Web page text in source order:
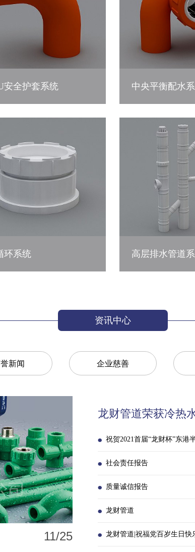
安全护套系统 中央平衡配水
环系统 高层排水管道
资讯中心
新闻 企业慈善
11/25
龙财管道荣获冷热
祝贺2021首届“龙财杯”东港
社会责任报告
质量诚信报告
龙财管道
龙财管道|祝福党百岁生日快